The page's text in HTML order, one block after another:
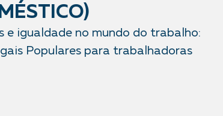
e igualdade no mundo do trabalho:
Populares para trabalhadoras